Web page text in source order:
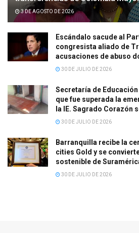
3 DE AGOSTO DE 2026
Escándalo sacude al
congresista aliado de
acusaciones de abuso
30 DE JULIO DE 2026
Secretaría de
que fue superada la
la IE. Sagrado Corazón
30 DE JULIO DE 2026
Barranquilla recibe la
cities Gold y se
sostenible de
30 DE JULIO DE 2026